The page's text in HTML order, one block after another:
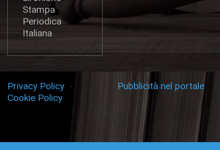
Stampa
Periodica
Italiana
Privacy Policy -
Cookie Policy
Pubblicità nel portale